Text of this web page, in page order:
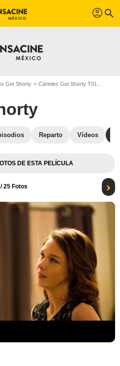
profil search
Get Shorty Cárteles Get Shorty T01
Reparto Vídeos
DE ESTA PELÍCULA
/ 25 Fotos